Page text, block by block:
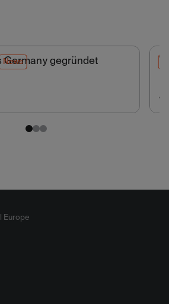
News
Germany gegründet
Europe